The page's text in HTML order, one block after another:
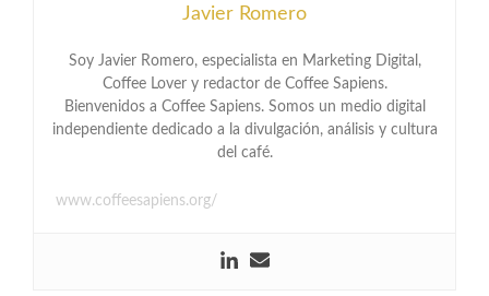
Javier Romero
Soy Javier Romero, especialista en Marketing Digital,
Coffee Lover y redactor de Coffee Sapiens.
Bienvenidos a Coffee Sapiens. Somos un medio digital
independiente dedicado a la divulgación, análisis y cultura
del café.
www.coffeesapiens.org/